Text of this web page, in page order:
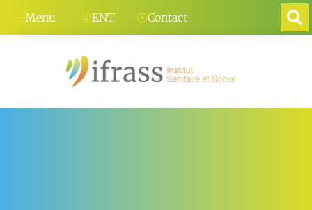
Menu ENT Contact